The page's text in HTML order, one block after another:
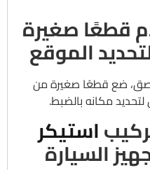
قطعًا صغيرة
الموقع
ضع قطعًا صغيرة من
مكانه بالضبط.
استيكر
السيارة